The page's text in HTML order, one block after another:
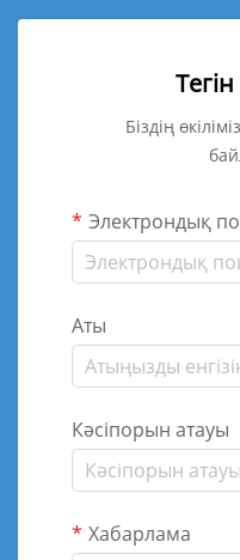
Біздің
Электрондық
Аты
Кәсіпорын атауы
Хабарлама